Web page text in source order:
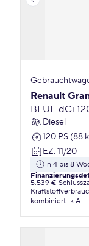
Renault
BLUE dCi
Diesel
120 PS (88
EZ: 11/20
in 4 bis 8
5.539 €
kombiniert: k.A.